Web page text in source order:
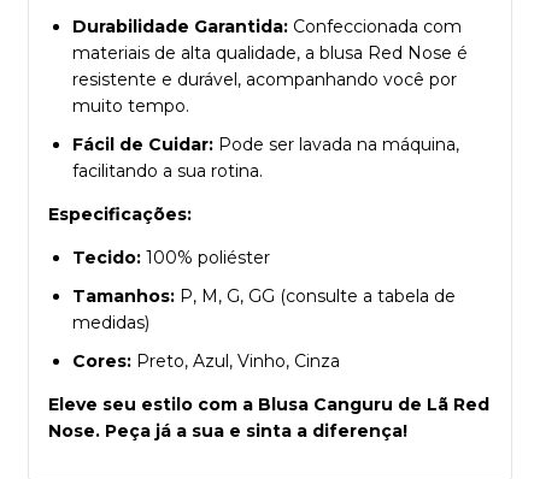
Durabilidade Garantida: Confeccionada com
materiais de alta qualidade, a blusa Red Nose é
resistente e durável, acompanhando você por
muito tempo.
Fácil de Cuidar: Pode ser lavada na máquina,
facilitando a sua rotina.
Especificações:
Tecido: 100% poliéster
Tamanhos: P, M, G, GG (consulte a tabela de
medidas)
Cores: Preto, Azul, Vinho, Cinza
Eleve seu estilo com a Blusa Canguru de Lã Red
Nose. Peça já a sua e sinta a diferença!